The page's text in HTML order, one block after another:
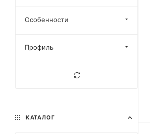
Особенности
Профиль
КАТАЛОГ